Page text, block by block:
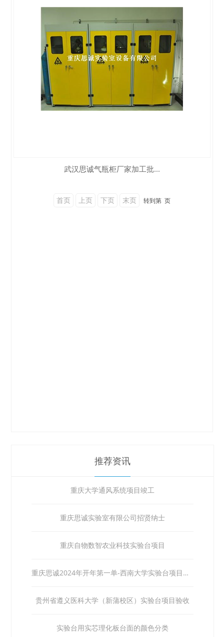
武汉思诚气瓶柜厂家加工批...
首页 上页 下页 末页 转到第 页
推荐资讯
重庆大学通风系统项目竣工
重庆思诚实验室有限公司招贤纳士
重庆自物数智农业科技实验台项目
重庆思诚2024年开年第一单-西南大学实验台项目验收
贵州省遵义医科大学（新蒲校区）实验台项目验收
实验台用实芯理化板台面的颜色分类